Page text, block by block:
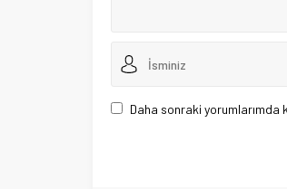
Daha sonraki yorumlarımda